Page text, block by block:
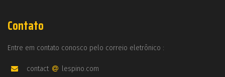
Contato
Entre em contato conosco pelo correio eletrônico :
contact lespino.com